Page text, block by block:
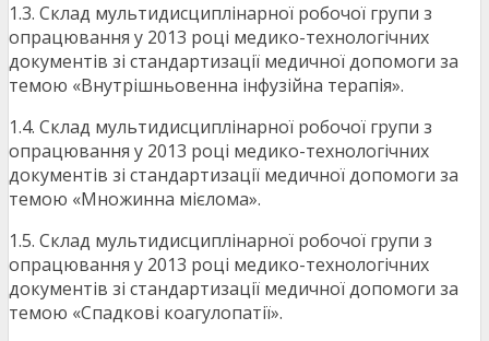
1.3. Склад мультидисциплінарної робочої групи з
опрацювання у 2013 році медико-технологічних
документів зі стандартизації медичної допомоги за
темою «Внутрішньовенна інфузійна терапія».
1.4. Склад мультидисциплінарної робочої групи з
опрацювання у 2013 році медико-технологічних
документів зі стандартизації медичної допомоги за
темою «Множинна мієлома».
1.5. Склад мультидисциплінарної робочої групи з
опрацювання у 2013 році медико-технологічних
документів зі стандартизації медичної допомоги за
темою «Спадкові коагулопатії».